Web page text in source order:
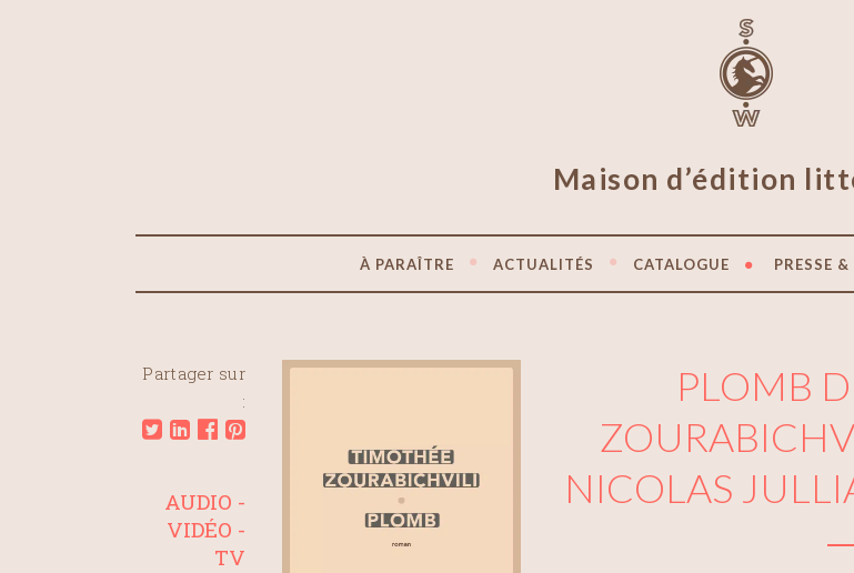
Maison d’édition
À PARAÎTRE ACTUALITÉS CATALOGUE PRESSE
Partager sur
:
PLOMB
NICOLAS
AUDIO -
VIDÉO -
TV